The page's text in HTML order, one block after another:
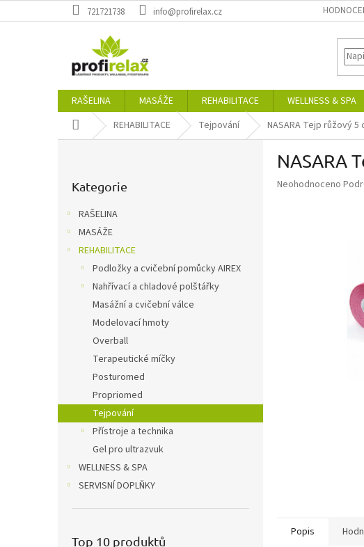
na
721721738 info@profirelax.cz
RAŠELINA MASÁŽE REHABILITACE WELLNESS & SPA
Domů REHABILITACE Tejpování NASARA Tejp růžový 5
kategorie
Kategorie
RAŠELINA
MASÁŽE
REHABILITACE
Podložky a cvičební pomůcky AIREX
Nahřívací a chladové polštářky
Masážní a cvičební válce
Modelovací hmoty
Overball
Terapeutické míčky
Posturomed
Propriomed
Tejpování
Přístroje a technika
Gel pro ultrazvuk
WELLNESS & SPA
SERVISNÍ DOPLŇKY
Top 10 produktů
NASARA
Průměrné
Neohodnoceno
Popis